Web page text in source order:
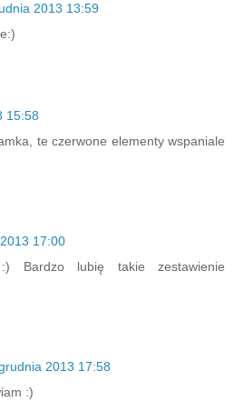
2013 13:59
15:58
te czerwone elementy wspaniale
17:00
Bardzo lubię takie zestawienie
2013 17:58
:)